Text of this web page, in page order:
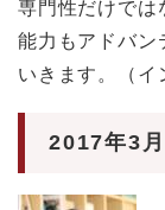
専門性だけでは
能力もアドバン
いきます。（イ
2017年3